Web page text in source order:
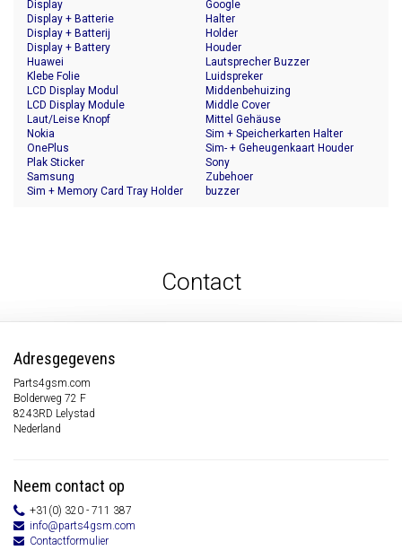
Display
Display + Batterie
Display + Batterij
Display + Battery
Google
Halter
Holder
Houder
Huawei
Klebe Folie
LCD Display Modul
LCD Display Module
Laut/Leise Knopf
Lautsprecher Buzzer
Luidspreker
Middenbehuizing
Middle Cover
Mittel Gehäuse
Nokia
OnePlus
Plak Sticker
Samsung
Sim + Memory Card Tray Holder
Sim + Speicherkarten Halter
Sim- + Geheugenkaart Houder
Sony
Zubehoer
buzzer
Contact
Adresgegevens
Parts4gsm.com
Bolderweg 72 F
8243RD Lelystad
Nederland
Neem contact op
+31(0) 320 - 711 387
info@parts4gsm.com
Contactformulier